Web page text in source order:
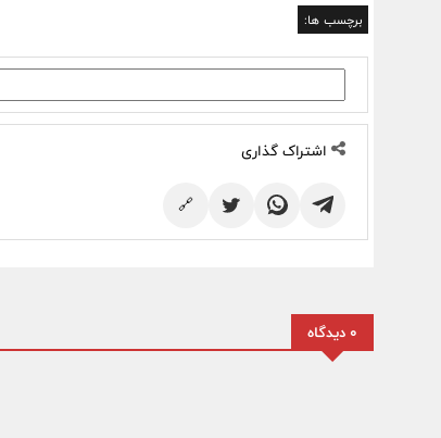
برچسب ها:
اشتراک گذاری
🔗
0 دیدگاه